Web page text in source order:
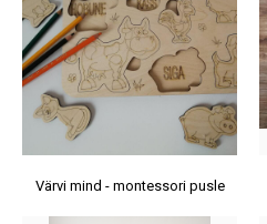
Värvi mind - montessori pusle